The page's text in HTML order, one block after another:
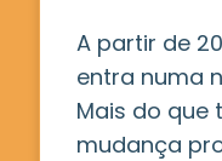
A partir de
entra numa
Mais do que
mudança